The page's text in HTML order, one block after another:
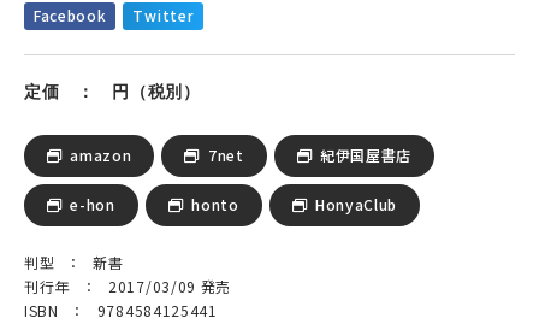
Facebook Twitter
定価 ： 円（税別）
amazon 7net 紀伊国屋書店
e-hon honto HonyaClub
判型 ： 新書
刊行年 ： 2017/03/09 発売
ISBN ： 9784584125441